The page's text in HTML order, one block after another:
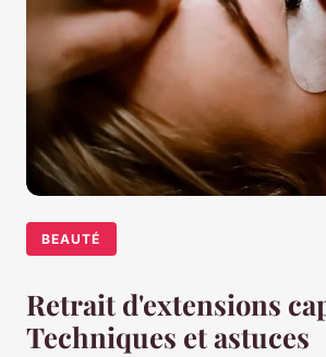
BEAUTÉ
Retrait d'extensions
Techniques et astuces